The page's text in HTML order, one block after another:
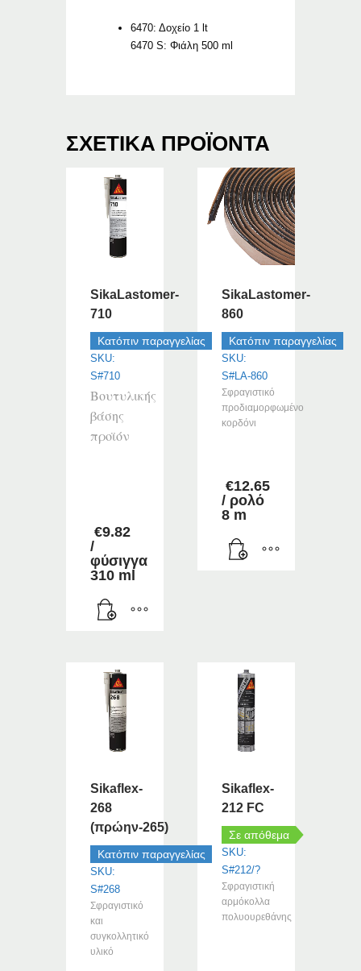
6470: Δοχείο 1 lt
6470 S: Φιάλη 500 ml
ΣΧΕΤΙΚΆ ΠΡΟΪΌΝΤΑ
SikaLastomer-
710
Κατόπιν παραγγελίας
SKU:
S#710
Βουτυλικής
βάσης
προϊόν
€9.82
/
φύσιγγα
310 ml
SikaLastomer-
860
Κατόπιν παραγγελίας
SKU:
S#LA-860
Σφραγιστικό
προδιαμορφωμένο
κορδόνι
€12.65
/ ρολό
8 m
Sikaflex-
268
(πρώην-265)
Κατόπιν παραγγελίας
SKU:
S#268
Σφραγιστικό
και
συγκολλητικό
υλικό
Sikaflex-
212 FC
Σε απόθεμα
SKU:
S#212/?
Σφραγιστική
αρμόκολλα
πολυουρεθάνης